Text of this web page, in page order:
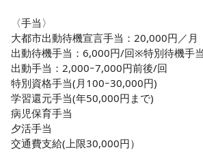
〈手当〉
大都市出動待機宣言手当：20,000円／月
出動待機手当：6,000円/回※特別待機手
出動手当：2,000ｰ7,000円前後/回
特別資格手当(月100ｰ30,000円)
学習還元手当(年50,000円まで)
病児保育手当
夕活手当
交通費支給(上限30,000円）